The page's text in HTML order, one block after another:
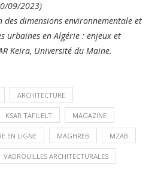
09/2023)
des dimensions environnementale et
urbaines en Algérie : enjeux et
Keira, Université du Maine.
ARCHITECTURE
KSAR TAFILELT MAGAZINE
EN LIGNE MAGHREB MZAB
VADROUILLES ARCHITECTURALES